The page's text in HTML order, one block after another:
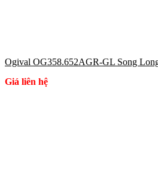
Ogival OG358.652AGR-GL Song
Giá liên hệ